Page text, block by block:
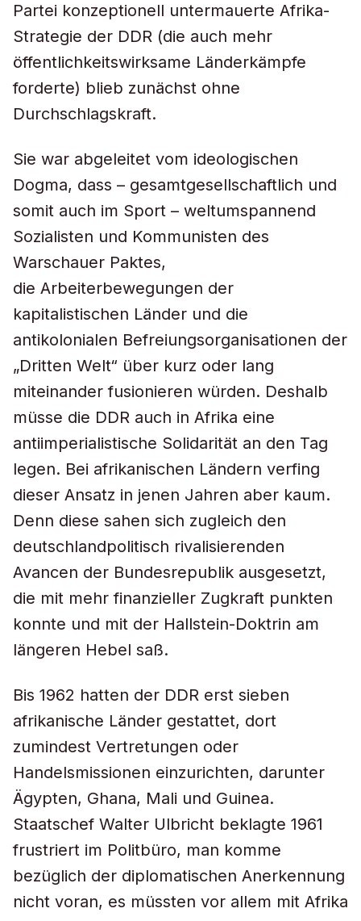
Partei konzeptionell untermauerte Afrika-
Strategie der DDR (die auch mehr
öffentlichkeitswirksame Länderkämpfe
forderte) blieb zunächst ohne
Durchschlagskraft.
Sie war abgeleitet vom ideologischen
Dogma, dass – gesamtgesellschaftlich und
somit auch im Sport – weltumspannend
Sozialisten und Kommunisten des
Warschauer Paktes,
die Arbeiterbewegungen der
kapitalistischen Länder und die
antikolonialen Befreiungsorganisationen der
„Dritten Welt“ über kurz oder lang
miteinander fusionieren würden. Deshalb
müsse die DDR auch in Afrika eine
antiimperialistische Solidarität an den Tag
legen. Bei afrikanischen Ländern verfing
dieser Ansatz in jenen Jahren aber kaum.
Denn diese sahen sich zugleich den
deutschlandpolitisch rivalisierenden
Avancen der Bundesrepublik ausgesetzt,
die mit mehr finanzieller Zugkraft punkten
konnte und mit der Hallstein-Doktrin am
längeren Hebel saß.
Bis 1962 hatten der DDR erst sieben
afrikanische Länder gestattet, dort
zumindest Vertretungen oder
Handelsmissionen einzurichten, darunter
Ägypten, Ghana, Mali und Guinea.
Staatschef Walter Ulbricht beklagte 1961
frustriert im Politbüro, man komme
bezüglich der diplomatischen Anerkennung
nicht voran, es müssten vor allem mit Afrika